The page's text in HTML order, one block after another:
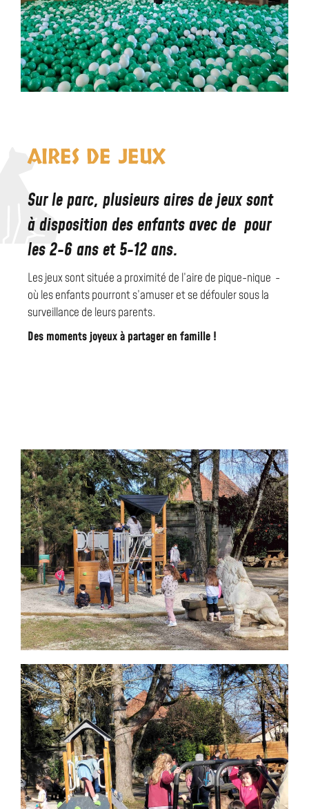
AIRES DE JEUX
Sur le parc, plusieurs aires de jeux sont
à disposition des enfants avec de pour
les 2-6 ans et 5-12 ans.
Les jeux sont située a proximité de l’aire de pique-nique -
où les enfants pourront s’amuser et se défouler sous la
surveillance de leurs parents.
Des moments joyeux à partager en famille !